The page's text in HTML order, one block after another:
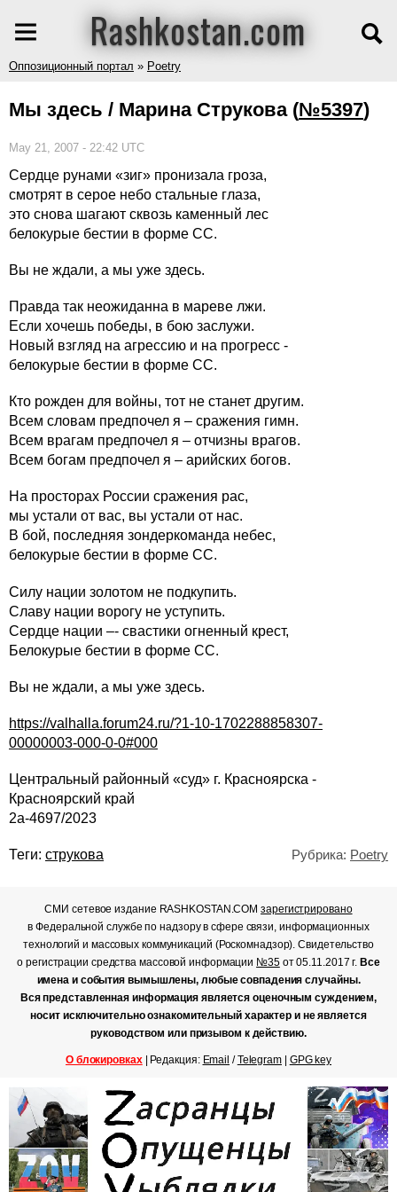
Rashkostan.com
Оппозиционный портал » Poetry
Мы здесь / Марина Струкова (№5397)
May 21, 2007 - 22:42 UTC
Сердце рунами «зиг» пронизала гроза,
смотрят в серое небо стальные глаза,
это снова шагают сквозь каменный лес
белокурые бестии в форме СС.
Вы не ждали, а мы уже здесь.
Правда так неожиданна в мареве лжи.
Если хочешь победы, в бою заслужи.
Новый взгляд на агрессию и на прогресс -
белокурые бестии в форме СС.
Кто рожден для войны, тот не станет другим.
Всем словам предпочел я – сражения гимн.
Всем врагам предпочел я – отчизны врагов.
Всем богам предпочел я – арийских богов.
На просторах России сражения рас,
мы устали от вас, вы устали от нас.
В бой, последняя зондеркоманда небес,
белокурые бестии в форме СС.
Силу нации золотом не подкупить.
Славу нации ворогу не уступить.
Сердце нации –- свастики огненный крест,
Белокурые бестии в форме СС.
Вы не ждали, а мы уже здесь.
https://valhalla.forum24.ru/?1-10-1702288858307-
00000003-000-0-0#000
Центральный районный «суд» г. Красноярска -
Красноярский край
2а-4697/2023
Теги: струкова Рубрика: Poetry
СМИ сетевое издание RASHKOSTAN.COMзарегистрировано
в Федеральной службе по надзору в сфере связи, информационных
технологий и массовых коммуникаций (Роскомнадзор). Свидетельство
о регистрации средства массовой информации №35от 05.11.2017 г.Все
имена и события вымышлены, любые совпадения случайны.
Вся представленная информация является оценочным суждением,
носит исключительно ознакомительный характер и не является
руководством или призывом к действию.
О блокировках| Редакция: Email /Telegram| GPG key